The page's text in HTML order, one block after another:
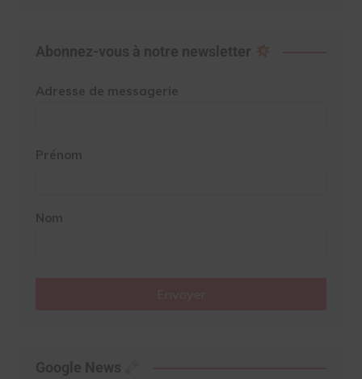
Abonnez-vous à notre newsletter
Adresse de messagerie
Prénom
Nom
Google News